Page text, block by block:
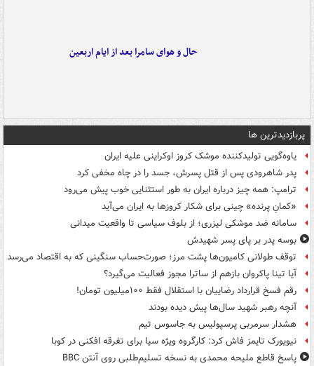
حال و هوای سامرا بعد از ایام اربعین
پربازدیدترین ها
یاوه‌گویی تولیدکننده موشک کروز اوکراینی علیه ایران
پدر شاهرودی پس از قتل پسرش، جسد را در چاه مخفی کرد
ترامپ: همه چیز درباره ایران به طور استثنایی خوب پیش می‌رود
«کمانِ پرنده» چینی برای شکار کروزها به ایران می‌آید
سامانه ضد موشکی لیزری؛ از بلوف سیاسی تا واقعیت میدانی
بوسه‌ پدر بر پای پسر شهیدش
توقف طولانی کامیون‌ها پشت مرز؛ صورت‌حساب سنگینی که به اقتصاد می‌رسد
آیا تینا پاکروان بازهم از ساترا مجوز فعالیت می‌گیرد؟
رقم فسخ قرارداد رضاییان با استقلال فقط ۱۰۰میلیون تومان!
آنچه رهبر شهید سال‌ها پیش دیده بودند
هشدار سرمربی پرسپولیس به جاسوس تیم
نیویورک تایمز فاش کرد: کارگروه ویژه سیا برای تفرقه افکنی در کوبا
پاسخ قاطع ملیحه محمدی به نسخه تسلیم‌طلبی روی آنتن BBC